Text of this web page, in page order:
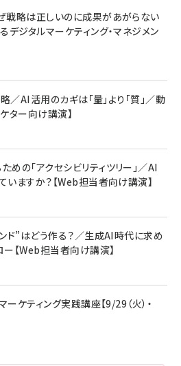
アン)2026/07/08号 No.2502[2026
が育休中に１億貯めた株式投資
を最大化する ルールのデザイン
ンキングをもっと見る
ド枠付き いPhone17 (6.3インチ) 対応
DSP25F1698
スイヤホン/アクティブノイズキャンセリ
合】ブラック
Anker絡まないケーブル 240W 結束バン
PD対応 シリコン素材採用 iPhone
15 / Galaxy iPad Pro MacBook
種対応 (1.8m ミッドナイトブラック)
III Flow USB-C & USB-C
種対応 (1.8m ミッドナイトブラック)
生ビール 黒ラベル 350ml 缶 24本 ビー
い【6/30応募〆切! 黒ラベルビヤセラー
戦略は正しいのに成果があがらない
デジタルマーケティング・マネジメン
／AI活用のカギは「量」より「質」／動
ター向け講演】
めの「アクセシビリティツリー」／AI
いますか？【Web担当者向け講演】
ド”はどう作る？／生成AI時代に求め
【Web担当者向け講演】
ティング実践講座【9/29（火）・